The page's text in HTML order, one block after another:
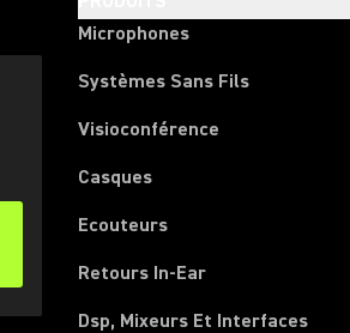
Microphones
Systèmes Sans Fils
Visioconférence
Casques
Ecouteurs
Retours In-Ear
Dsp, Mixeurs Et Interfaces